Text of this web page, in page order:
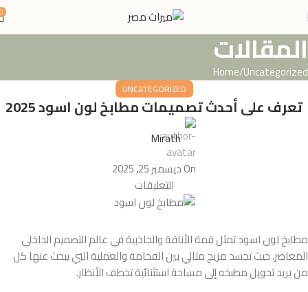
المقالات
Home Uncategorized
UNCATEGORIZED
تعرف على أحدث تصميمات مطابخ لون اسود 2025
Mirath
On ديسمبر 25, 2025
التعليقات
مطابخ لون اسود تمثل قمة الأناقة والجاذبية في عالم التصميم الداخلي
المعاصر، حيث تجسد مزيج مثالي بين الفخامة والعملية التي يبحث عنها كل
من يريد تحويل مطبخه إلى مساحة استثنائية تخطف الأنظار.